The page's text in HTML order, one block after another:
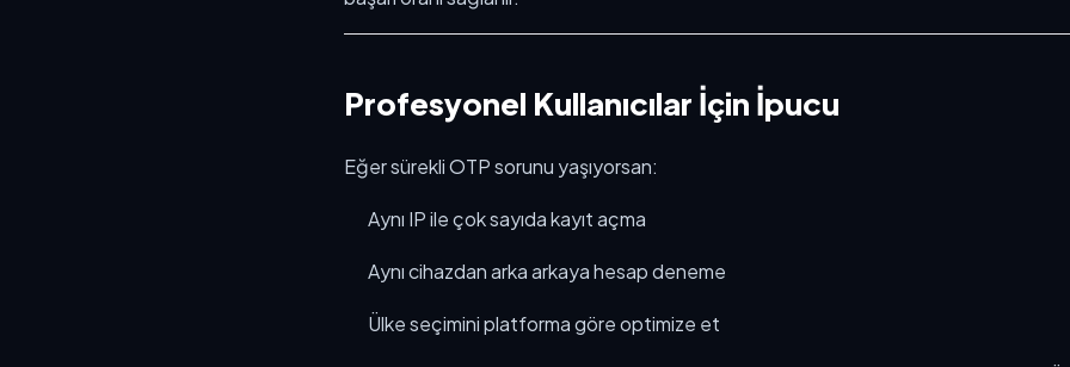
Profesyonel Kullanıcılar İçin İpucu
Eğer sürekli OTP sorunu yaşıyorsan:
Aynı IP ile çok sayıda kayıt açma
Aynı cihazdan arka arkaya hesap deneme
Ülke seçimini platforma göre optimize et